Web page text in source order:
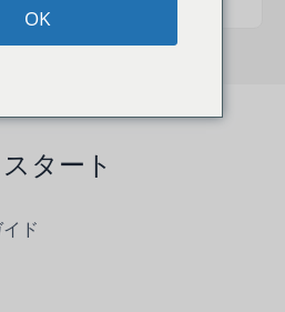
タート
ド
OK